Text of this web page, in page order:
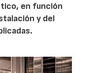
en función
y del